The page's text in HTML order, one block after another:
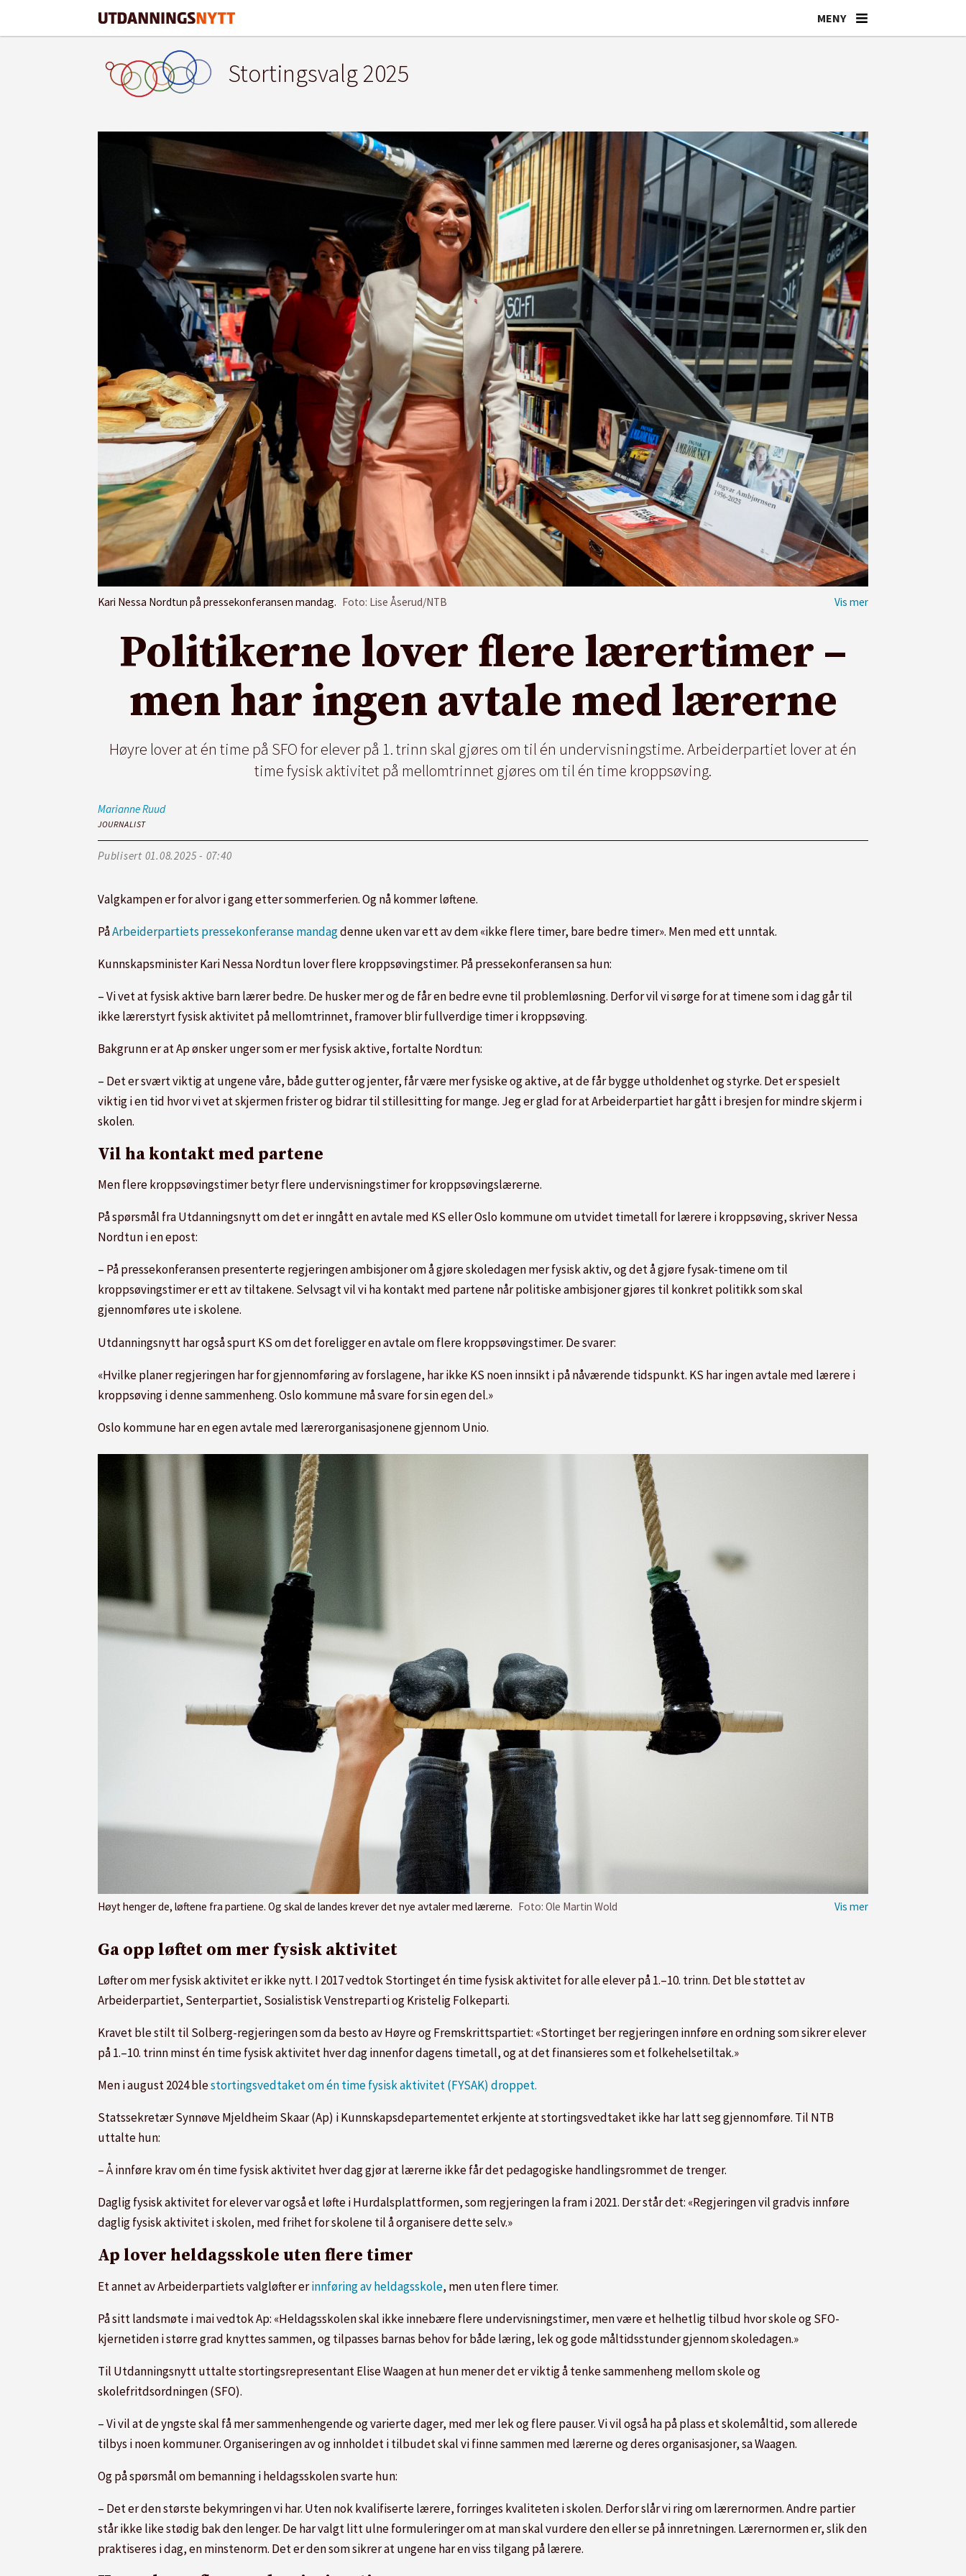
Stortingsvalg 2025
Kari Nessa Nordtun på pressekonferansen mandag. Foto: Lise Åserud/NTB
Politikerne lover flere lærertimer –
men har ingen avtale med lærerne
Høyre lover at én time på SFO for elever på 1. trinn skal gjøres om til én undervisningstime. Arbeiderpartiet lover at én
time fysisk aktivitet på mellomtrinnet gjøres om til én time kroppsøving.
MarianneRuud
JOURNALIST
Publisert 01.08.2025 - 07:40
Valgkampen er for alvor i gang etter sommerferien. Og nå kommer løftene.
PåArbeiderpartiets pressekonferanse mandagdenne uken var ett av dem «ikke flere timer, bare bedre timer». Men med ett unntak.
Kunnskapsminister Kari Nessa Nordtun lover flere kroppsøvingstimer. På pressekonferansen sa hun:
– Vi vet at fysisk aktive barn lærer bedre. De husker mer og de får en bedre evne til problemløsning. Derfor vil vi sørge for at timene som i dag går til
ikke lærerstyrt fysisk aktivitet på mellomtrinnet, framover blir fullverdige timer i kroppsøving.
Bakgrunn er at Ap ønsker unger som er mer fysisk aktive, fortalte Nordtun:
– Det er svært viktig at ungene våre, både gutter og jenter, får være mer fysiske og aktive, at de får bygge utholdenhet og styrke. Det er spesielt
viktig i en tid hvor vi vet at skjermen frister og bidrar til stillesitting for mange. Jeg er glad for at Arbeiderpartiet har gått i bresjen for mindre skjerm i
skolen.
Vil ha kontakt med partene
Men flere kroppsøvingstimer betyr flere undervisningstimer for kroppsøvingslærerne.
På spørsmål fra Utdanningsnytt om det er inngått en avtale med KS eller Oslo kommune om utvidet timetall for lærere i kroppsøving, skriver Nessa
Nordtun i en epost:
– På pressekonferansen presenterte regjeringen ambisjoner om å gjøre skoledagen mer fysisk aktiv, og det å gjøre fysak-timene om til
kroppsøvingstimer er ett av tiltakene. Selvsagt vil vi ha kontakt med partene når politiske ambisjoner gjøres til konkret politikk som skal
gjennomføres ute i skolene.
Utdanningsnytt har også spurt KS om det foreligger en avtale om flere kroppsøvingstimer. De svarer:
«Hvilke planer regjeringen har for gjennomføring av forslagene, har ikke KS noen innsikt i på nåværende tidspunkt. KS har ingen avtale med lærere i
kroppsøving i denne sammenheng. Oslo kommune må svare for sin egen del.»
Oslo kommune har en egen avtale med lærerorganisasjonene gjennom Unio.
Høyt henger de, løftene fra partiene. Og skal de landes krever det nye avtaler med lærerne. Foto: Ole Martin Wold
Ga opp løftet om mer fysisk aktivitet
Løfter om mer fysisk aktivitet er ikke nytt. I 2017 vedtok Stortinget én time fysisk aktivitet for alle elever på 1.–10. trinn. Det ble støttet av
Arbeiderpartiet, Senterpartiet, Sosialistisk Venstreparti og Kristelig Folkeparti.
Kravet ble stilt til Solberg-regjeringen som da besto av Høyre og Fremskrittspartiet: «Stortinget ber regjeringen innføre en ordning som sikrer elever
på 1.–10. trinn minst én time fysisk aktivitet hver dag innenfor dagens timetall, og at det finansieres som et folkehelsetiltak.»
Men i august 2024 blestortingsvedtaket om én time fysisk aktivitet (FYSAK) droppet.
Statssekretær Synnøve Mjeldheim Skaar (Ap) i Kunnskapsdepartementet erkjente at stortingsvedtaket ikke har latt seg gjennomføre. Til NTB
uttalte hun:
– Å innføre krav om én time fysisk aktivitet hver dag gjør at lærerne ikke får det pedagogiske handlingsrommet de trenger.
Daglig fysisk aktivitet for elever var også et løfte i Hurdalsplattformen, som regjeringen la fram i 2021. Der står det: «Regjeringen vil gradvis innføre
daglig fysisk aktivitet i skolen, med frihet for skolene til å organisere dette selv.»
Ap lover heldagsskole uten flere timer
Et annet av Arbeiderpartiets valgløfter erinnføring av heldagsskole, men uten flere timer.
På sitt landsmøte i mai vedtok Ap: «Heldagsskolen skal ikke innebære flere undervisningstimer, men være et helhetlig tilbud hvor skole og SFO-
kjernetiden i større grad knyttes sammen, og tilpasses barnas behov for både læring, lek og gode måltidsstunder gjennom skoledagen.»
Til Utdanningsnytt uttalte stortingsrepresentant Elise Waagen at hun mener det er viktig å tenke sammenheng mellom skole og
skolefritdsordningen (SFO).
– Vi vil at de yngste skal få mer sammenhengende og varierte dager, med mer lek og flere pauser. Vi vil også ha på plass et skolemåltid, som allerede
tilbys i noen kommuner. Organiseringen av og innholdet i tilbudet skal vi finne sammen med lærerne og deres organisasjoner, sa Waagen.
Og på spørsmål om bemanning i heldagsskolen svarte hun:
– Det er den største bekymringen vi har. Uten nok kvalifiserte lærere, forringes kvaliteten i skolen. Derfor slår vi ring om lærernormen. Andre partier
står ikke like stødig bak den lenger. De har valgt litt ulne formuleringer om at man skal vurdere den eller se på innretningen. Lærernormen er, slik den
praktiseres i dag, en minstenorm. Det er den som sikrer at ungene har en viss tilgang på lærere.